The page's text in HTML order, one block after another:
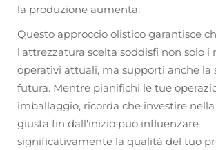
la produzione aumenta.
Questo approccio olistico garantisce
l'attrezzatura scelta soddisfi non solo i
operativi attuali, ma supporti anche la
futura. Mentre pianifichi le tue
imballaggio, ricorda che investire
giusta fin dall'inizio può influenzare
significativamente la qualità del tuo